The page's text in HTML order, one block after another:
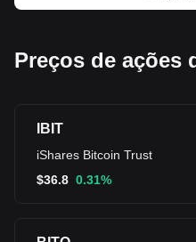
Preços de ações
IBIT
iShares Bitcoin Trust
$36.8 0.31%